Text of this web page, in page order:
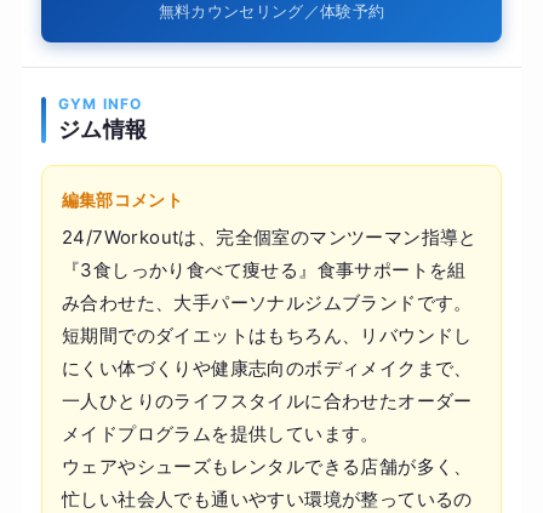
無料カウンセリング／体験予約
GYM INFO
ジム情報
編集部コメント
24/7Workoutは、完全個室のマンツーマン指導と
『3食しっかり食べて痩せる』食事サポートを組
み合わせた、大手パーソナルジムブランドです。
短期間でのダイエットはもちろん、リバウンドし
にくい体づくりや健康志向のボディメイクまで、
一人ひとりのライフスタイルに合わせたオーダー
メイドプログラムを提供しています。
ウェアやシューズもレンタルできる店舗が多く、
忙しい社会人でも通いやすい環境が整っているの